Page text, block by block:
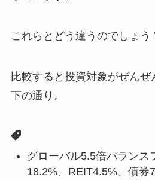
これらとどう違うのでしょう
比較すると投資対象がぜん
下の通り。
グローバル5.5倍バランス
18.2%、REIT4.5%、債券